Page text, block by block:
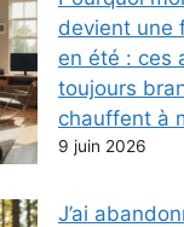
devient une
en été : ces
toujours
chauffent à
9 juin 2026
J’ai